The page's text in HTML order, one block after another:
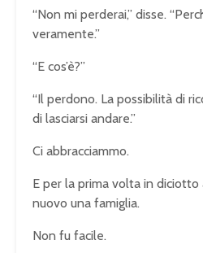
“Non mi perderai,” disse.
veramente.”
“E cos’è?”
“Il perdono. La possibilità di
di lasciarsi andare.”
Ci abbracciammo.
E per la prima volta in diciotto
nuovo una famiglia.
Non fu facile.